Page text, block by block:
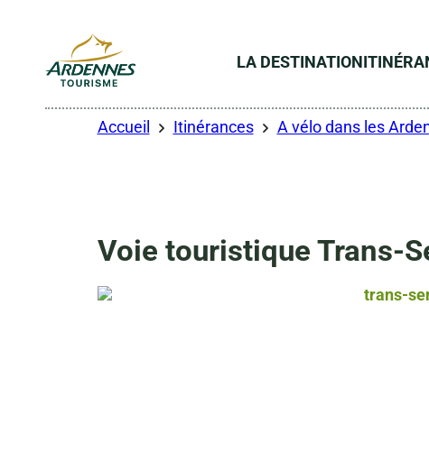
LA DESTINATION
Accueil Itinérances A vélo dans les
Voie touristique Trans-